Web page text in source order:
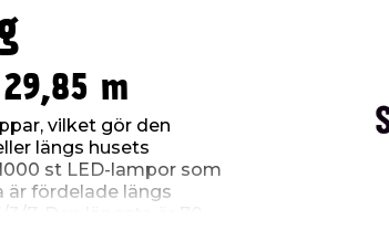
m
vilket gör den
längs husets
st LED-lampor som
är fördelade längs